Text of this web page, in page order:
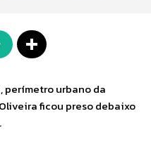
perímetro urbano da
ficou preso debaixo